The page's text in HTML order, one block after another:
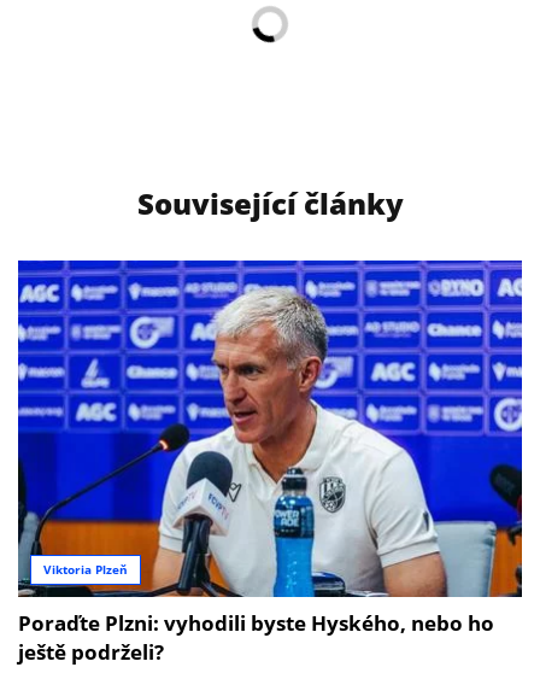
Související články
Viktoria Plzeň
Poraďte Plzni: vyhodili byste Hyského, nebo ho
ještě podrželi?